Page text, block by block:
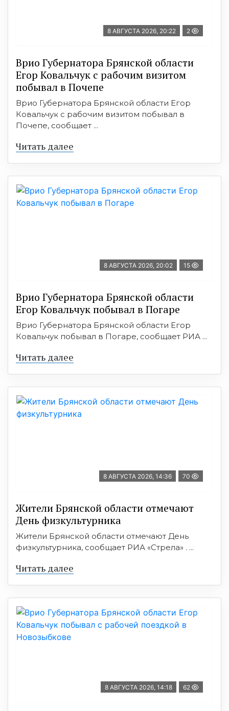
8 АВГУСТА 2026, 20:22 2
Врио Губернатора Брянской области
Егор Ковальчук с рабочим визитом
побывал в Почепе
Врио Губернатора Брянской области Егор
Ковальчук с рабочим визитом побывал в
Почепе, сообщает ...
Читать далее
8 АВГУСТА 2026, 20:02 15
Врио Губернатора Брянской области
Егор Ковальчук побывал в Погаре
Врио Губернатора Брянской области Егор
Ковальчук побывал в Погаре, сообщает РИА ...
Читать далее
8 АВГУСТА 2026, 14:36 70
Жители Брянской области отмечают
День физкультурника
Жители Брянской области отмечают День
физкультурника, сообщает РИА «Стрела» . ...
Читать далее
8 АВГУСТА 2026, 14:18 62